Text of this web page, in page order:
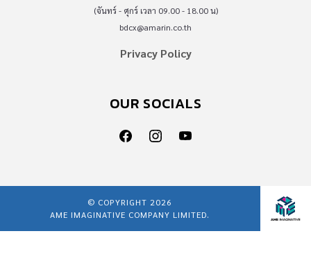
(จันทร์ - ศุกร์ เวลา 09.00 - 18.00 น)
bdcx@amarin.co.th
Privacy Policy
OUR SOCIALS
© COPYRIGHT 2026
AME IMAGINATIVE COMPANY LIMITED.